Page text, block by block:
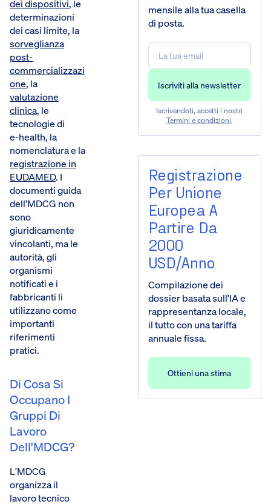
dei dispositivi, le
determinazioni
dei casi limite, la
sorveglianza
post-
commercializzazi
one, la
valutazione
clinica, le
tecnologie di
e‑health, la
nomenclatura e la
registrazione in
EUDAMED. I
documenti guida
dell'MDCG non
sono
giuridicamente
vincolanti, ma le
autorità, gli
organismi
notificati e i
fabbricanti li
utilizzano come
importanti
riferimenti
pratici.
Di Cosa Si
Occupano I
Gruppi Di
Lavoro
Dell'MDCG?
L'MDCG
organizza il
lavoro tecnico
mensile alla tua casella
di posta.
Iscrivendoti, accetti i nostri
Termini e condizioni.
Registrazione
Per Unione
Europea A
Partire Da
2000
USD/anno
Compilazione dei
dossier basata sull'IA e
rappresentanza locale,
il tutto con una tariffa
annuale fissa.
Ottieni una stima